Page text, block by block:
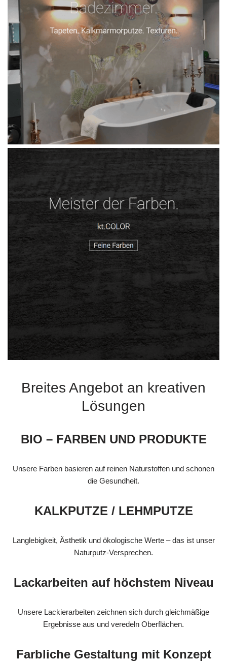
Breites Angebot an kreativen
Lösungen
BIO – FARBEN UND PRODUKTE
Unsere Farben basieren auf reinen Naturstoffen und schonen
die Gesundheit.
KALKPUTZE / LEHMPUTZE
Langlebigkeit, Ästhetik und ökologische Werte – das ist unser
Naturputz-Versprechen.
Lackarbeiten auf höchstem Niveau
Unsere Lackierarbeiten zeichnen sich durch gleichmäßige
Ergebnisse aus und veredeln Oberflächen.
Farbliche Gestaltung mit Konzept